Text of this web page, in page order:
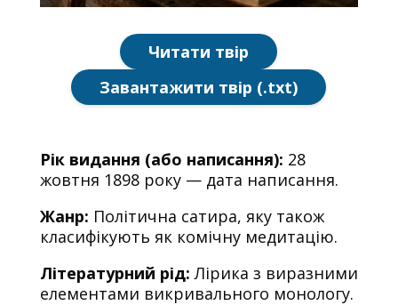
Читати твір
Завантажити твір (.txt)
Рік видання (або написання): 28
жовтня 1898 року — дата написання.
Жанр: Політична сатирa, яку також
класифікують як комічну медитацію.
Літературний рід: Лірика з виразними
елементами викривального монологу.